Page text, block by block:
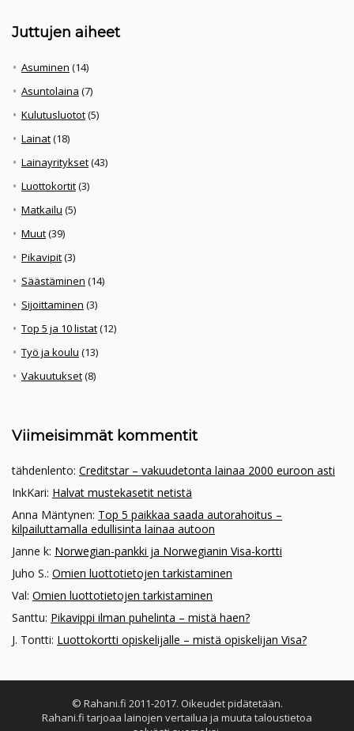
Juttujen aiheet
Asuminen (14)
Asuntolaina (7)
Kulutusluotot(5)
Lainat(18)
Lainayritykset(43)
Luottokortit(3)
Matkailu (5)
Muut(39)
Pikavipit(3)
Säästäminen (14)
Sijoittaminen (3)
Top 5 ja 10 listat(12)
Työ ja koulu (13)
Vakuutukset(8)
Viimeisimmät kommentit
tähdenlento: Creditstar – vakuudetonta lainaa 2000 euroon asti
InkKari: Halvat mustekasetit netistä
Anna Mäntynen: Top 5 paikkaa saada autorahoitus –
kilpailuttamalla edullisinta lainaa autoon
Janne k: Norwegian-pankki ja Norwegianin Visa-kortti
Juho S.: Omien luottotietojen tarkistaminen
Val: Omien luottotietojen tarkistaminen
Santtu: Pikavippi ilman puhelinta – mistä haen?
J. Tontti: Luottokortti opiskelijalle – mistä opiskelijan Visa?
© Rahani.fi 2011-2017. Oikeudet pidätetään.
Rahani.fi tarjoaa lainojen vertailua ja muuta taloustietoa